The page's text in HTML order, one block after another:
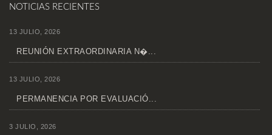
NOTICIAS RECIENTES
13 JULIO, 2026
REUNIÓN EXTRAORDINARIA N�...
13 JULIO, 2026
PERMANENCIA POR EVALUACIÓ...
3 JULIO, 2026